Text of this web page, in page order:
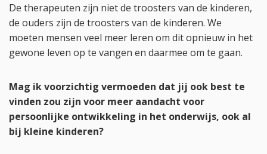
De therapeuten zijn niet de troosters van de kinderen,
de ouders zijn de troosters van de kinderen. We
moeten mensen veel meer leren om dit opnieuw in het
gewone leven op te vangen en daarmee om te gaan.
Mag ik voorzichtig vermoeden dat jij ook best te
vinden zou zijn voor meer aandacht voor
persoonlijke ontwikkeling in het onderwijs, ook al
bij kleine kinderen?